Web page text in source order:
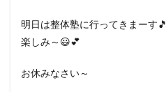
明日は整体塾に行ってきまーす🎵
楽しみ～😃💕
お休みなさい～